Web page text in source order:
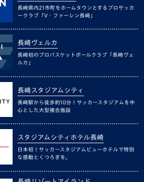
長崎県内21市町をホームタウンとするプロサッカ
ークラブ「V・ファーレン長崎」
長崎ヴェルカ
長崎初のプロバスケットボールクラブ「長崎ヴェ
ルカ」
長崎スタジアムシティ
長崎駅から徒歩約10分！サッカースタジアムを中
心とした大型複合施設
スタジアムシティホテル長崎
日本初！サッカースタジアムビューホテルで特別
な感動とくつろぎを。